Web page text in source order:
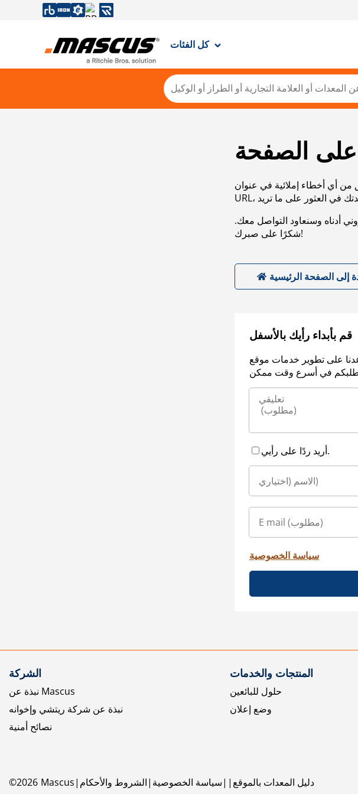
كل الفئات
على الصفحة
من أي أخطاء إملائية في عنوان
أدناه وسنعاود التواصل معك.
شكرًا على صبرك!
إلى الصفحة الرئيسية
قم بأبداء رأيك بالأسفل
على تطوير خدمات موقع
أريد ردًا على رأيي.
سياسة الخصوصية
الشركة
نبذة عن Mascus
نبذة عن شركة ريتشي وإخوانه
نصائح أمنية
المنتجات والخدمات
حلول للبائعين
وضع إعلان
©2026 Mascus الشروط والأحكام سياسة الخصوصية دليل المعدات بالموقع